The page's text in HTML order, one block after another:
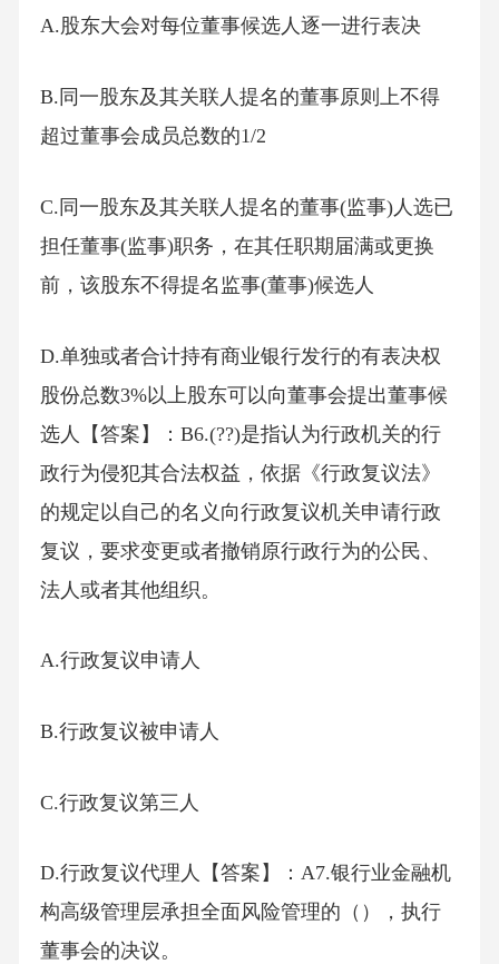
A.股东大会对每位董事候选人逐一进行表决
B.同一股东及其关联人提名的董事原则上不得
超过董事会成员总数的1/2
C.同一股东及其关联人提名的董事(监事)人选已
担任董事(监事)职务，在其任职期届满或更换
前，该股东不得提名监事(董事)候选人
D.单独或者合计持有商业银行发行的有表决权
股份总数3%以上股东可以向董事会提出董事候
选人【答案】：B6.(??)是指认为行政机关的行
政行为侵犯其合法权益，依据《行政复议法》
的规定以自己的名义向行政复议机关申请行政
复议，要求变更或者撤销原行政行为的公民、
法人或者其他组织。
A.行政复议申请人
B.行政复议被申请人
C.行政复议第三人
D.行政复议代理人【答案】：A7.银行业金融机
构高级管理层承担全面风险管理的（），执行
董事会的决议。